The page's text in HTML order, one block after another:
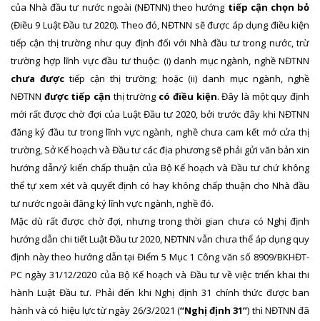
của Nhà đầu tư nước ngoài (NĐTNN) theo hướng tiếp cận chọn bỏ
(Điều 9 Luật Đầu tư 2020). Theo đó, NĐTNN sẽ được áp dụng điều kiện
tiếp cận thị trường như quy định đối với Nhà đầu tư trong nước, trừ
trường hợp lĩnh vực đầu tư thuộc: (i) danh mục ngành, nghề NĐTNN
chưa được tiếp cận thị trường; hoặc (ii) danh mục ngành, nghề
NĐTNN được tiếp cận thị trường có điều kiện. Đây là một quy định
mới rất được chờ đợi của Luật Đầu tư 2020, bởi trước đây khi NĐTNN
đăng ký đầu tư trong lĩnh vực ngành, nghề chưa cam kết mở cửa thị
trường, Sở Kế hoạch và Đầu tư các địa phương sẽ phải gửi văn bản xin
hướng dẫn/ý kiến chấp thuận của Bộ Kế hoạch và Đầu tư chứ không
thể tự xem xét và quyết định có hay không chấp thuận cho Nhà đầu
tư nước ngoài đăng ký lĩnh vực ngành, nghề đó.
Mặc dù rất được chờ đợi, nhưng trong thời gian chưa có Nghị định
hướng dẫn chi tiết Luật Đầu tư 2020, NĐTNN vẫn chưa thể áp dụng quy
định này theo hướng dẫn tại Điểm 5 Mục 1 Công văn số 8909/BKHĐT-
PC ngày 31/12/2020 của Bộ Kế hoạch và Đầu tư về việc triển khai thi
hành Luật Đầu tư. Phải đến khi Nghị định 31 chính thức được ban
hành và có hiệu lực từ ngày 26/3/2021 (“Nghị định 31”) thì NĐTNN đã